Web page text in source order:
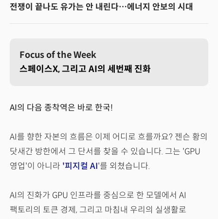
전쟁이 끝나도 유가는 안 내린다…에너지 안보의 시대
Focus of the Week
스페이스X, 그리고 AI의 세번째 진화
AI의 다음 종착역은 바로 한국!
AI를 향한 자본의 흐름은 이제 어디로 흐를까요? 젠슨 황의
닷새간 방한에서 그 단서를 찾을 수 있습니다. 그는 'GPU
영업'이 아니라 '피지컬 AI'를 외쳤습니다.
AI의 진화가 GPU 인프라를 중심으로 한 모델에서 AI
팩토리의 토큰 경제, 그리고 마침내 우리의 실생활로